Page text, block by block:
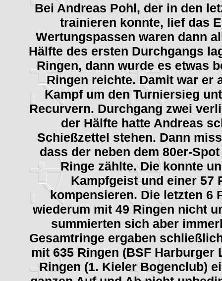
Bei Andreas Pohl, der in den
trainieren konnte, lief das
Wertungspassen waren dann
Hälfte des ersten Durchgangs
Ringen, dann wurde es etwas
Ringen reichte. Damit war
Kampf um den Turniersieg
Recurvern. Durchgang zwei
der Hälfte hatte Andreas
Schießzettel stehen. Dann
dass der neben dem 80er-
Ringe zählte. Die konnte
Kampfgeist und einer 57
kompensieren. Die letzten 6
wiederum mit 49 Ringen nicht
summierten sich aber
Gesamtringe ergaben
mit 635 Ringen (BSF Harburger
Ringen (1. Kieler Bogenclub)